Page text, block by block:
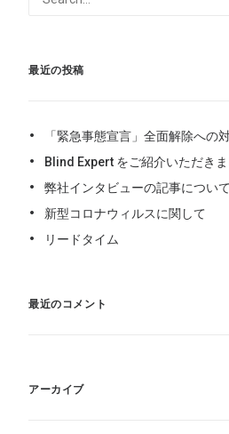
最近の投稿
「緊急事態宣言」全面解除への
Blind Expert をご紹介いただき
弊社インタビューの記事について
新型コロナウィルスに関して
リードタイム
最近のコメント
アーカイブ